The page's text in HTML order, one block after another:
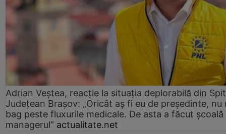
Adrian Veștea, reacție la situația deplorabilă din
Județean Brașov: „Oricât aș fi eu de președinte, nu
bag peste fluxurile medicale. De asta a făcut școală
managerul” actualitate.net